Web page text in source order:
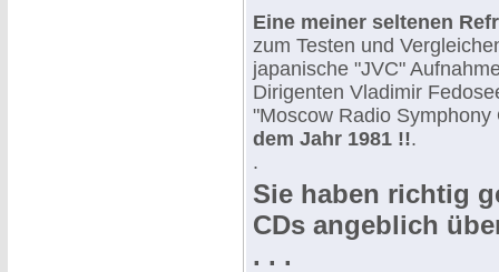
Eine meiner seltenen
zum Testen und
japanische "JVC"
Dirigenten Vladimir
"Moscow Radio
dem Jahr 1981 !!.
.
Sie haben richtig
CDs angeblich
. . .